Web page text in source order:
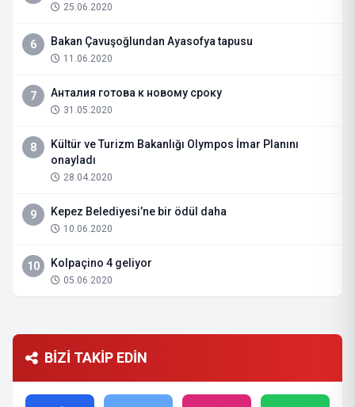
25.06.2020
6 Bakan Çavuşoğlundan Ayasofya tapusu
11.06.2020
7 Анталия готова к новому сроку
31.05.2020
8
Kültür ve Turizm Bakanlığı Olympos İmar Planını
onayladı
28.04.2020
9 Kepez Belediyesi’ne bir ödül daha
10.06.2020
10 Kolpaçino 4 geliyor
05.06.2020
BİZİ TAKİP EDİN